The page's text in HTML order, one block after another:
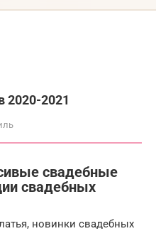
2020-2021
свадебные
свадебных
новинки свадебных